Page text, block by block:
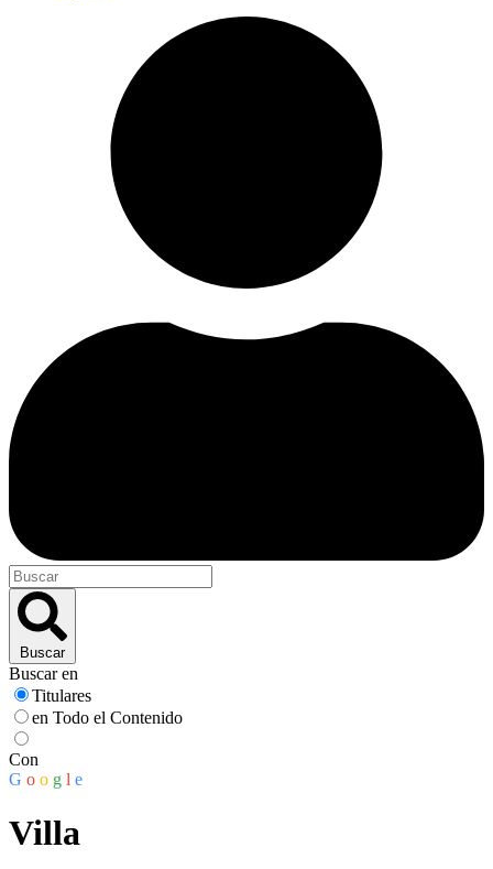
Buscar
Buscar en
Titulares
en Todo el Contenido
Con
G o o g l e
Villa